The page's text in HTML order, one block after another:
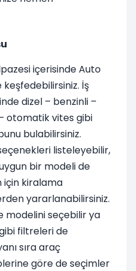
içerisinde Auto
İş
dizel – benzinli –
otomatik vites gibi
bulabilirsiniz.
listeleyebilir,
uygun bir modeli de
için kiralama
yararlanabilirsiniz.
modelini seçebilir ya
filtreleri de
sıra araç
göre de seçimler